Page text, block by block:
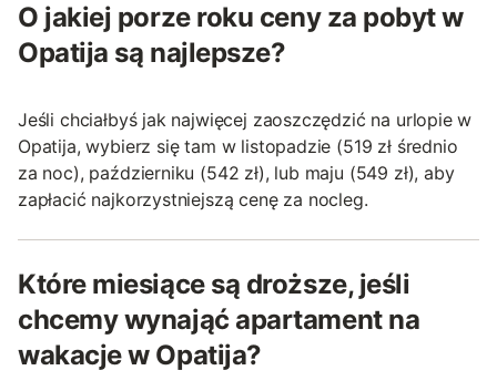
O jakiej porze roku ceny za pobyt w
Opatija są najlepsze?
Jeśli chciałbyś jak najwięcej zaoszczędzić na urlopie w
Opatija, wybierz się tam w listopadzie (519 zł średnio
za noc), październiku (542 zł), lub maju (549 zł), aby
zapłacić najkorzystniejszą cenę za nocleg.
Które miesiące są droższe, jeśli
chcemy wynająć apartament na
wakacje w Opatija?